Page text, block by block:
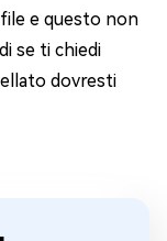
e questo non
se ti chiedi
dovresti